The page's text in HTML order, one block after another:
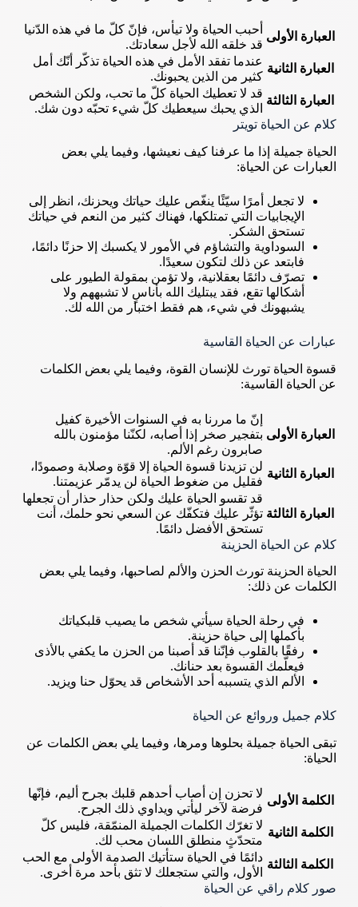
العبارة الأولى
أحبب الحياة ولا تيأس، فإنّ كلّ ما في هذه الدّنيا
قد خلقه الله لأجل سعادتك.
العبارة الثانية
عندما تفقد الأمل في هذه الحياة تذكّر أنّك أمل
كثير من الذين يحبونك.
العبارة الثالثة
قد لا تعطيك الحياة كلّ ما تحب، ولكن الشخص
الذي يحبك سيعطيك كلّ شيء تحبّه دون شك.
كلام عن الحياة تويتر
الحياة جميلة إذا ما عرفنا كيف نعيشها، وفيما يلي بعض
العبارات عن الحياة:
لا تجعل أمرًا سيّئًا ينغّص عليك حياتك ويحزنك، انظر إلى
الإيجابيات التي تمتلكها، فهناك كثير من النعم في حياتك
تستحق الشكر.
السوداوية والتشاؤم في الأمور لا يكسبك إلا حزنًا دائمًا،
فابتعد عن ذلك لتكون سعيدًا.
تصرّف دائمًا بعقلانية، ولا تؤمن بمقولة الطيور على
أشكالها تقع، فقد يبتليك الله بأناسٍ لا تشبههم ولا
يشبهونك في شيء، هم فقط اختبار من الله لك.
عبارات عن الحياة القاسية
قسوة الحياة تورث للإنسان القوة، وفيما يلي بعض الكلمات
عن الحياة القاسية:
العبارة الأولى
إنّ ما مررنا به في السنوات الأخيرة كفيل
بتفجير صخر إذا أصابه، لكنّنا مؤمنون بالله
صابرون رغم الألم.
العبارة الثانية
لن تزيدنا قسوة الحياة إلا قوّة وصلابة وصمودًا،
فقليل من ضغوط الحياة لن يدمّر عزيمتنا.
العبارة الثالثة
قد تقسو الحياة عليك ولكن حذار حذار أن تجعلها
تؤثّر عليك فتكفّك عن السعي نحو حلمك، أنت
تستحق الأفضل دائمًا.
كلام عن الحياة الحزينة
الحياة الحزينة تورث الحزن والألم لصاحبها، وفيما يلي بعض
الكلمات عن ذلك:
في رحلة الحياة سيأتي شخص ما يصيب قلبكياتك
بأكملها إلى حياة حزينة.
رفقًا بالقلوب فإنّنا قد أصبنا من الحزن ما يكفي بالأذى
فيعلّمك القسوة بعد حنانك.
الألم الذي يتسببه أحد الأشخاص قد يحوّل حنا ويزيد.
كلام جميل وروائع عن الحياة
تبقى الحياة جميلة بحلوها ومرها، وفيما يلي بعض الكلمات عن
الحياة:
الكلمة الأولى
لا تحزن إن أصاب أحدهم قلبك بجرح أليم، فإنّها
فرضة لآخر ليأتي ويداوي ذلك الجرح.
الكلمة الثانية
لا تغرّك الكلمات الجميلة المنمّقة، فليس كلّ
متحدّثٍ منطلق اللسان محب لك.
الكلمة الثالثة
دائمًا في الحياة ستأتيك الصدمة الأولى مع الحب
الأول، والتي ستجعلك لا تثق بأحد مرة أخرى.
صور كلام راقي عن الحياة